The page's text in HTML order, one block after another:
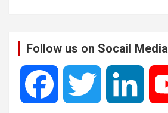
Follow us on Socail Media